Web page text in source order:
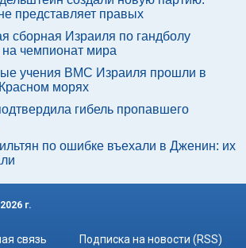
представляет правых
сборная Израиля по гандболу
чемпионат мира
учения ВМС Израиля прошли в
морях
гибель пропавшего
по ошибке въехали в Дженин: их
г.
связь Подписка на новости (RSS)